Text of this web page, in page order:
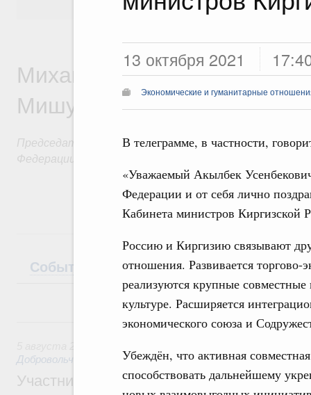
13 октября 2021
Экономические и гуманитарные
В телеграмме, в частности,
«Уважаемый Акылбек
Федерации и от себя лично
Кабинета министров Киргизской
Россию и Киргизию связывают
отношения. Развивается торгово-
реализуются крупные
культуре. Расширяется
экономического союза и
Убеждён, что активная
способствовать дальнейшему
Государство
Михаил Владимирович
Мишустин
Председатель Правительства Российской
Федерации
События Поездки Интервью
5 августа, среда
Добровольчество и волонтёрство. Благотворительность
Участникам и гостям Всероссийского